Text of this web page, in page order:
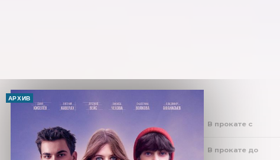
АРХИВ
В прокате с
В прокате до